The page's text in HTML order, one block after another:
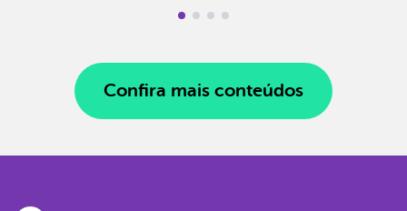
Confira mais conteúdos